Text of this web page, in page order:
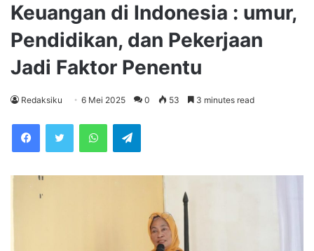
Keuangan di Indonesia : umur,
Pendidikan, dan Pekerjaan
Jadi Faktor Penentu
Redaksiku 6 Mei 2025 0 53 3 minutes read
WhatsAppTelegram